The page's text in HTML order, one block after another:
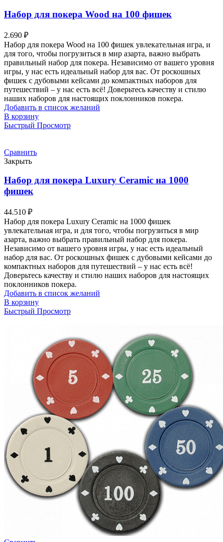
Набор для покера Wood на 100 фишек
2.690 ₽
Набор для покера Wood на 100 фишек увлекательная игра, и
для того, чтобы погрузиться в мир азарта, важно выбрать
правильный набор для покера. Независимо от вашего уровня
игры, у нас есть идеальный набор для вас. От роскошных
фишек с дубовыми кейсами до компактных наборов для
путешествий – у нас есть всё! Доверьтесь качеству и стилю
наших наборов для настоящих поклонников покера.
Добавить в список желаний
В корзину
Быстрый Просмотр
Сравнить
Закрыть
Набор для покера Luxury Ceramic на 1000
фишек
44.510 ₽
Набор для покера Luxury Ceramic на 1000 фишек
увлекательная игра, и для того, чтобы погрузиться в мир
азарта, важно выбрать правильный набор для покера.
Независимо от вашего уровня игры, у нас есть идеальный
набор для вас. От роскошных фишек с дубовыми кейсами до
компактных наборов для путешествий – у нас есть всё!
Доверьтесь качеству и стилю наших наборов для настоящих
поклонников покера.
Добавить в список желаний
В корзину
Быстрый Просмотр